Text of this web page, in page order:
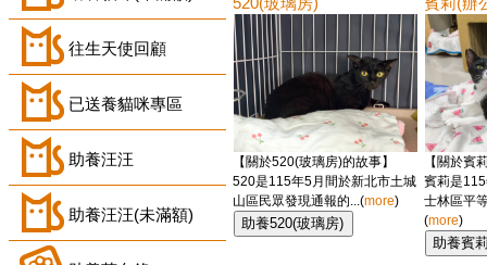
往生天使回顧
已送養貓咪專區
助養汪汪
助養汪汪(未滿額)
【關於520(玻璃房)的故事】
520是115年5月間於新北市土城
山區民眾發現通報的...(more)
【關於賓
賓莉是
士林區平
(more)